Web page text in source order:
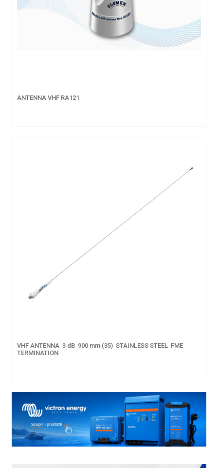
ANTENNA VHF RA121
VHF ANTENNA  3 dB  900 mm (35)  STAINLESS STEEL  FME
TERMINATION